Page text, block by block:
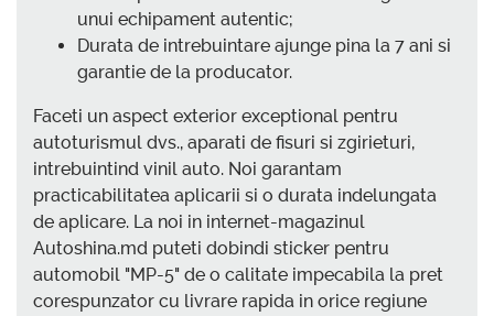
unui echipament autentic;
Durata de intrebuintare ajunge pina la 7 ani si
garantie de la producator.
Faceti un aspect exterior exceptional pentru
autoturismul dvs., aparati de fisuri si zgirieturi,
intrebuintind vinil auto. Noi garantam
practicabilitatea aplicarii si o durata indelungata
de aplicare. La noi in internet-magazinul
Autoshina.md puteti dobindi sticker pentru
automobil "MP-5" de o calitate impecabila la pret
corespunzator cu livrare rapida in orice regiune